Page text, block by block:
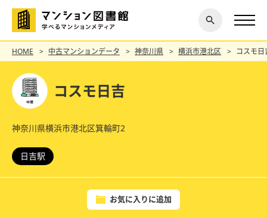
探す
閉じ
る
HOME 中古マンションデータ 神奈川県 横浜市港北区 コスモ日
コスモ日吉
神奈川県横浜市港北区箕輪町2
日吉駅
お気に入りに追加